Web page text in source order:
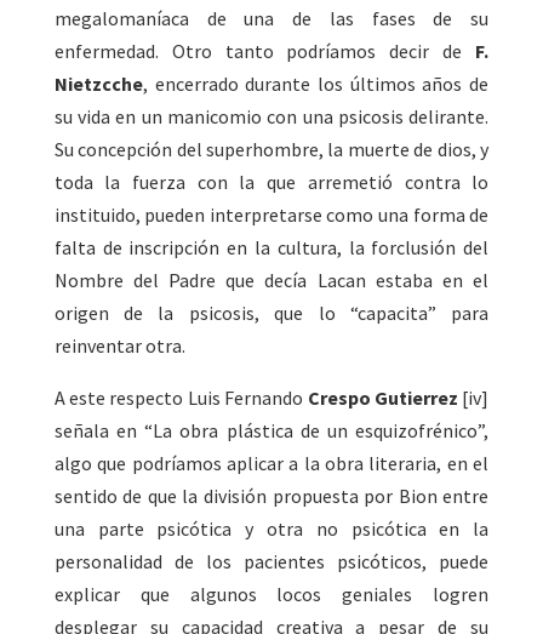
megalomaníaca de una de las fases de su
enfermedad. Otro tanto podríamos decir de F.
Nietzcche, encerrado durante los últimos años de
su vida en un manicomio con una psicosis delirante.
Su concepción del superhombre, la muerte de dios, y
toda la fuerza con la que arremetió contra lo
instituido, pueden interpretarse como una forma de
falta de inscripción en la cultura, la forclusión del
Nombre del Padre que decía Lacan estaba en el
origen de la psicosis, que lo “capacita” para
reinventar otra.
A este respecto Luis Fernando Crespo Gutierrez [iv]
señala en “La obra plástica de un esquizofrénico”,
algo que podríamos aplicar a la obra literaria, en el
sentido de que la división propuesta por Bion entre
una parte psicótica y otra no psicótica en la
personalidad de los pacientes psicóticos, puede
explicar que algunos locos geniales logren
desplegar su capacidad creativa a pesar de su